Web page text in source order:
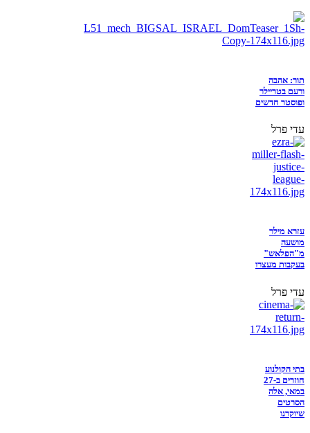
תור: אהבה
ורעם בטריילר
ופוסטר חדשים
עדי פרל
עזרא מילר
מושעה
מ"הפלאש"
בעקבות מעצרו
עדי פרל
בתי הקולנוע
חוזרים ב-27
במאי, אלה
הסרטים
שיוקרנו